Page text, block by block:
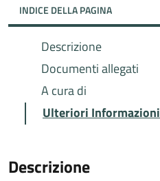
INDICE DELLA PAGINA
Descrizione
Documenti allegati
A cura di
Ulteriori Informazioni
Descrizione